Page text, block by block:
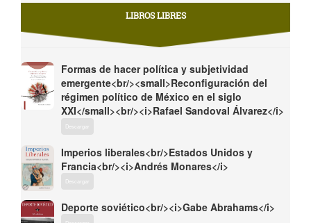
LIBROS LIBRES
Formas de hacer política y subjetividad
emergente<br/><small>Reconfiguración del
régimen político de México en el siglo
XXI</small><br/><i>Rafael Sandoval Álvarez</i>
Descargar
Imperios liberales<br/>Estados Unidos y
Francia<br/><i>Andrés Monares</i>
Descargar
Deporte soviético<br/><i>Gabe Abrahams</i>